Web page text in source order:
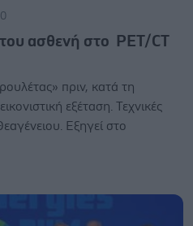
ασθενή στο PET/CT
πριν, κατά τη
εξέταση. Τεχνικές
Εξηγεί στο